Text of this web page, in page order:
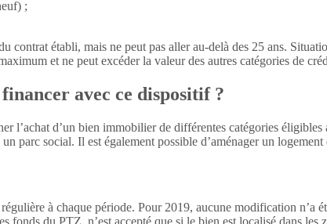
;
contrat établi, mais ne peut pas aller au-delà des 25 ans.
et ne peut excéder la valeur des autres catégories de
avec ce dispositif ?
l’achat d’un bien immobilier de différentes catégories éligibles
parc social. Il est également possible d’aménager un
à chaque période. Pour 2019, aucune modification n’a